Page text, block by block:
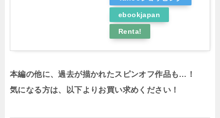
ebookjapan
Renta!
本編の他に、過去が描かれたスピンオフ作品も…！
気になる方は、以下よりお買い求めください！